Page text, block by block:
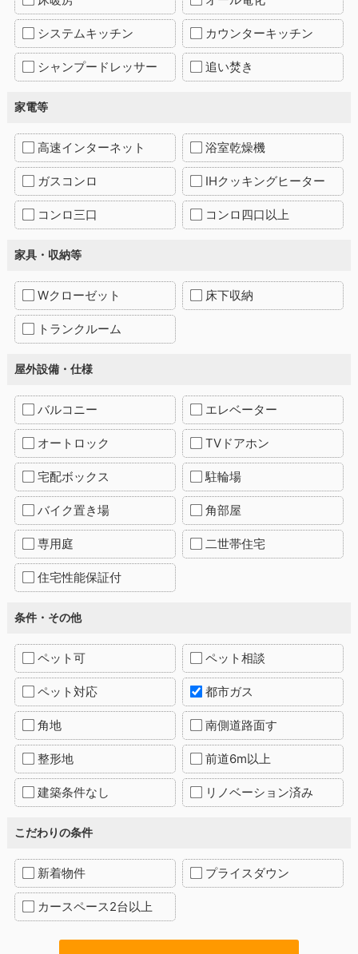
システムキッチン カウンターキッチン
シャンプードレッサー 追い焚き
家電等
高速インターネット 浴室乾燥機
ガスコンロ IHクッキングヒーター
コンロ三口 コンロ四口以上
家具・収納等
Wクローゼット 床下収納
トランクルーム
屋外設備・仕様
バルコニー エレベーター
オートロック TVドアホン
宅配ボックス 駐輪場
バイク置き場 角部屋
専用庭 二世帯住宅
住宅性能保証付
条件・その他
ペット可 ペット相談
ペット対応 都市ガス
角地 南側道路面す
整形地 前道6m以上
建築条件なし リノベーション済み
こだわりの条件
新着物件 プライスダウン
カースペース2台以上